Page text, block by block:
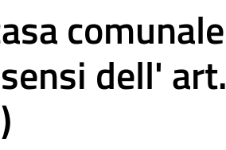
comunale
dell'